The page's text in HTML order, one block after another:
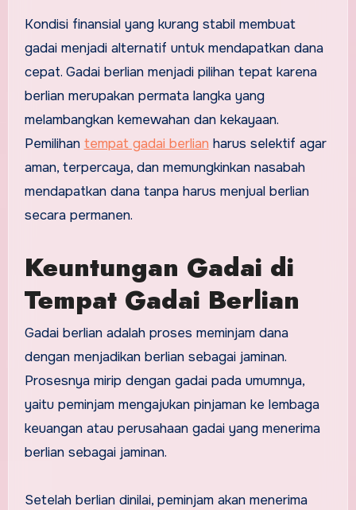
Kondisi finansial yang kurang stabil membuat
gadai menjadi alternatif untuk mendapatkan dana
cepat. Gadai berlian menjadi pilihan tepat karena
berlian merupakan permata langka yang
melambangkan kemewahan dan kekayaan.
Pemilihan tempat gadai berlian harus selektif agar
aman, terpercaya, dan memungkinkan nasabah
mendapatkan dana tanpa harus menjual berlian
secara permanen.
Keuntungan Gadai di
Tempat Gadai Berlian
Gadai berlian adalah proses meminjam dana
dengan menjadikan berlian sebagai jaminan.
Prosesnya mirip dengan gadai pada umumnya,
yaitu peminjam mengajukan pinjaman ke lembaga
keuangan atau perusahaan gadai yang menerima
berlian sebagai jaminan.
Setelah berlian dinilai, peminjam akan menerima